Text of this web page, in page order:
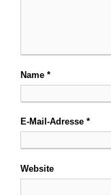
Name *
E-Mail-Adresse *
Website